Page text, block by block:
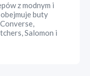
z modnym i
buty
Salomon i